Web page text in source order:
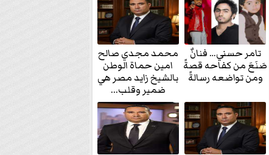
تامر حسني… فنانٌ
صَنَعَ من كفاحه قصةً
ومن تواضعه رسالةً
محمد مجدي صالح
امين حماة الوطن
بالشيخ زايد مصر هي
ضمير وقلب...